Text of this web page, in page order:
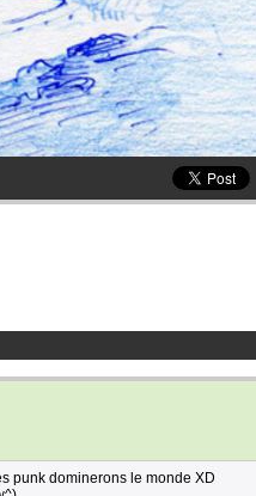
punk dominerons le monde XD